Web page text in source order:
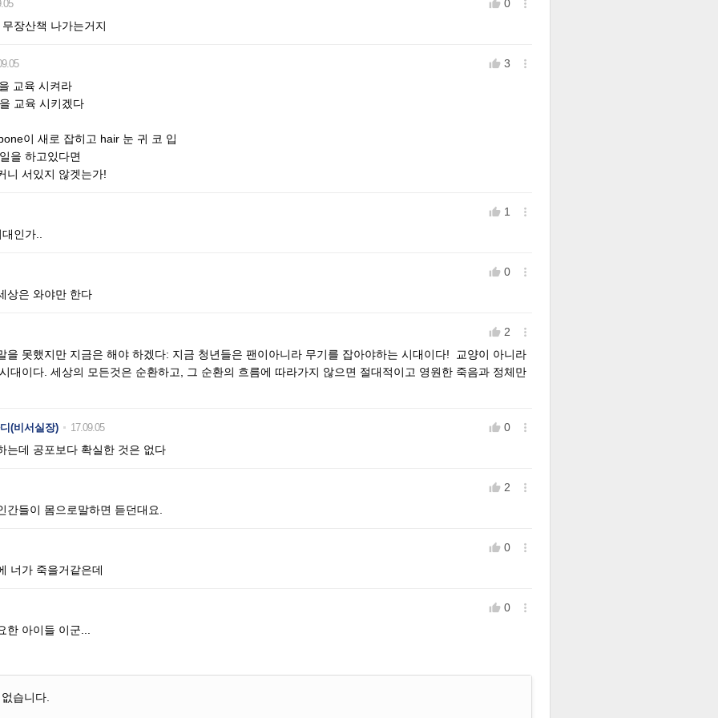
 0 
장산책 나가는거지
 3 
교육 시켜라
교육 시키겠다
이 새로 잡히고 hair 눈 귀 코 입
을 하고있다면
니 서있지 않겟는가!
 1 
인가..
 0 
상은 와야만 한다
 2 
을 못했지만 지금은 해야 하겠다: 지금 청년들은 팬이아니라 무기를 잡아야하는 시대이다! 교양이 아니라
대이다. 세상의 모든것은 순환하고, 그 순환의 흐름에 따라가지 않으면 절대적이고 영원한 죽음과 정체만
(비서실장) 17.09.05  0 
는데 공포보다 확실한 것은 없다
 2 
간들이 몸으로말하면 듣던대요.
 0 
너가 죽을거같은데
 0 
아이들 이군...
습니다.